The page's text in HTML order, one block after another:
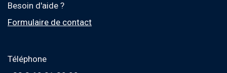
Besoin d'aide ?
Formulaire de contact
Téléphone